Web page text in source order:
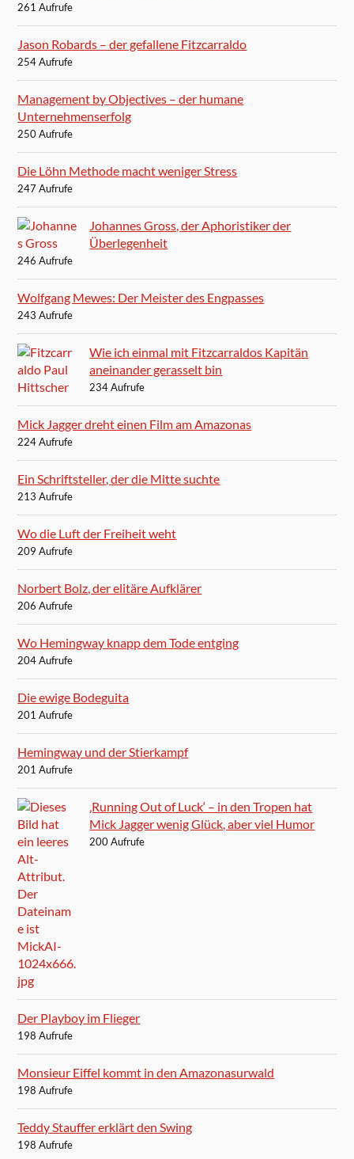
261 Aufrufe
Jason Robards – der gefallene Fitzcarraldo
254 Aufrufe
Management by Objectives – der humane
Unternehmenserfolg
250 Aufrufe
Die Löhn Methode macht weniger Stress
247 Aufrufe
Johannes Gross, der Aphoristiker der
Überlegenheit
246 Aufrufe
Wolfgang Mewes: Der Meister des Engpasses
243 Aufrufe
Wie ich einmal mit Fitzcarraldos Kapitän
aneinander gerasselt bin
234 Aufrufe
Mick Jagger dreht einen Film am Amazonas
224 Aufrufe
Ein Schriftsteller, der die Mitte suchte
213 Aufrufe
Wo die Luft der Freiheit weht
209 Aufrufe
Norbert Bolz, der elitäre Aufklärer
206 Aufrufe
Wo Hemingway knapp dem Tode entging
204 Aufrufe
Die ewige Bodeguita
201 Aufrufe
Hemingway und der Stierkampf
201 Aufrufe
‚Running Out of Luck‘ – in den Tropen hat
Mick Jagger wenig Glück, aber viel Humor
200 Aufrufe
Der Playboy im Flieger
198 Aufrufe
Monsieur Eiffel kommt in den Amazonasurwald
198 Aufrufe
Teddy Stauffer erklärt den Swing
198 Aufrufe